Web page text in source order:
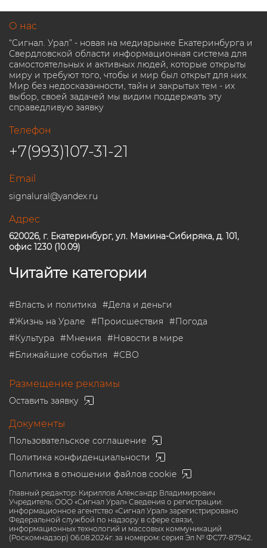
О нас
“Сигнал. Урал” - новая на медиарынке Екатеринбурга и
Свердловской области информационная система для
самостоятельных и активных людей, которые открыты
миру и требуют того, чтобы и мир был открыт для них.
Мир без недосказанности, тайн и закрытых тем - их
выбор, своей задачей мы видим поддержать эту
справедливую заявку
Телефон
+7(993)107-31-21
Email
signalural@yandex.ru
Адрес
620026, г. Екатеринбург, ул. Мамина-Сибиряка, д. 101,
офис 1230 (10.09)
Читайте категории
#Власть и политика #Дела и деньги
#Жизнь на Урале #Происшествия #Погода
#Культура #Мнения #Новости в мире
#Ближайшие события #СВО
Размещение рекламы
Оставить заявку
Документы
Пользовательское соглашение
Политика конфиденциальности
Политика в отношении файлов cookie
Главный редактор: Кириллов Александр Владимирович
Учредитель: ООО «Сигнал Урал» Сведения о регистрации:
информационное агентство «Сигнал Урал» зарегистрировано
Федеральной службой по надзору в сфере связи,
информационных технологий и массовых коммуникаций
(Роскомнадзор) 06.08.2024г. за номером: серия Эл № ФС77-87942.